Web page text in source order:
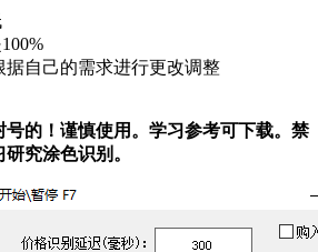
据自己的需求进行更改调整
号的！谨慎使用。学习参考可下载。禁
究涂色识别。